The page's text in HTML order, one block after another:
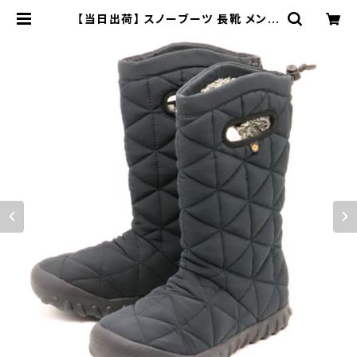
【当日出荷】 スノーブーツ 長靴 メンズ
-MOC HI 防寒 キャンプ 雪 雪道 雪
かき 冬 | 長靴・サンダルのカサブロウ